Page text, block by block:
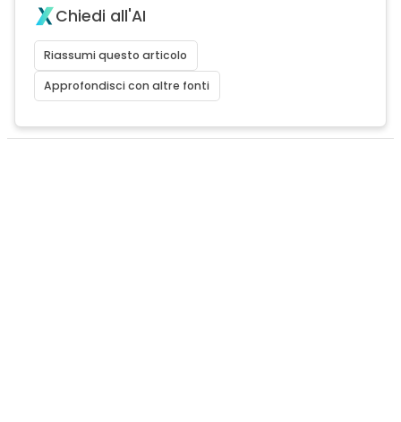
Chiedi all'AI
Riassumi questo articolo
Approfondisci con altre fonti